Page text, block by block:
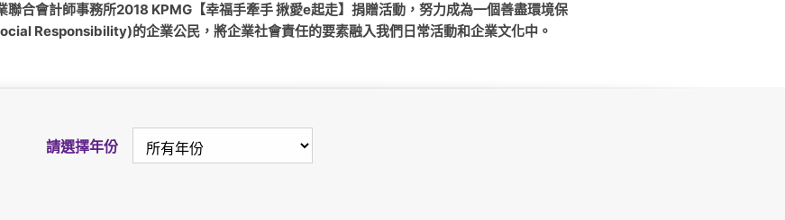
聯合會計師事務所2018 KPMG【幸福手牽手 揪愛e起走】捐贈活動，努力成為一個善盡環境保
Responsibility)的企業公民，將企業社會責任的要素融入我們日常活動和企業文化中。
請選擇年份